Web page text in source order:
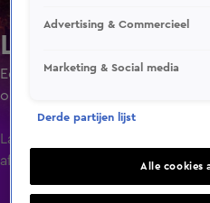
Lang Leve de
Een liefdesexperiment waarin
om elkaar goed te leren
maximaal 4 dagen met elkaar
Laatste
aflevering
Advertising & Commercieel
Marketing & Social media
Derde partijen lijst
Alle cookies